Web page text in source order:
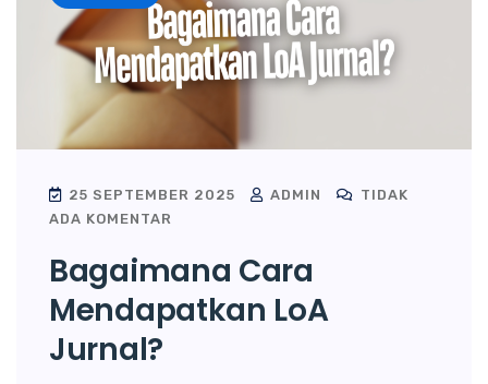
25 SEPTEMBER 2025 ADMIN
TIDAK
ADA KOMENTAR
Bagaimana Cara
Mendapatkan LoA
Jurnal?